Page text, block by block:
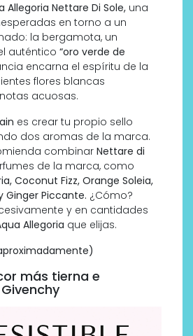
Allegoria Nettare Di Sole, una
en torno a un
la bergamota, un
auténtico “oro verde de
encarna el espíritu de la
flores blancas
acuosas.
es crear tu propio sello
dos aromas de la marca.
combinar Nettare di
de la marca, como
Coconut Fizz, Orange Soleia,
Ginger Piccante. ¿Cómo?
y en cantidades
Allegoria que elijas.
más tierna e